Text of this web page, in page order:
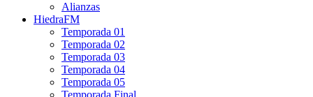
Alianzas
HiedraFM
Temporada 01
Temporada 02
Temporada 03
Temporada 04
Temporada 05
Temporada Final